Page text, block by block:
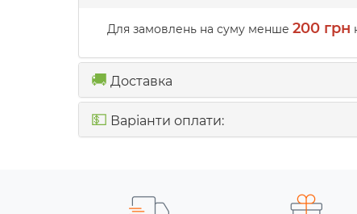
Для замовлень на суму менше 200 грн
🚚 Доставка
💵 Варіанти оплати: